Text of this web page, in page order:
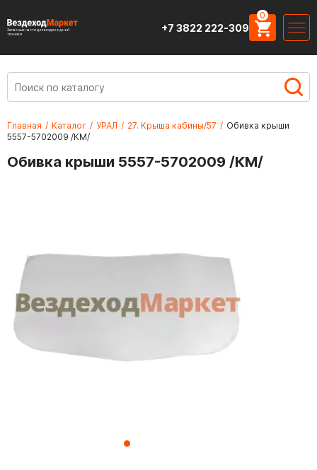
Запасные части для вездеходной
техники
+7 3822 222-309
0
Главная / Каталог / УРАЛ / 27. Крыша кабины/57 / Обивка крыши
5557-5702009 /КМ/
Обивка крыши 5557-5702009 /КМ/